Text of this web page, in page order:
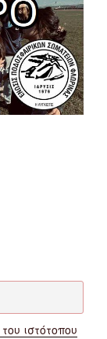
ιστότοπου